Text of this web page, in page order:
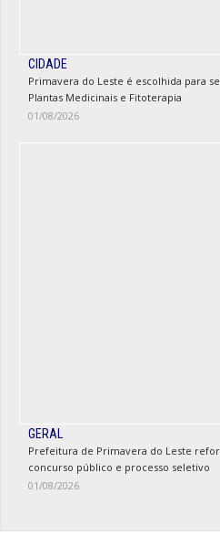
CIDADE
Primavera do Leste é escolhida para
Plantas Medicinais e Fitoterapia
01/08/2026
GERAL
Prefeitura de Primavera do Leste
concurso público e processo seletivo
01/08/2026